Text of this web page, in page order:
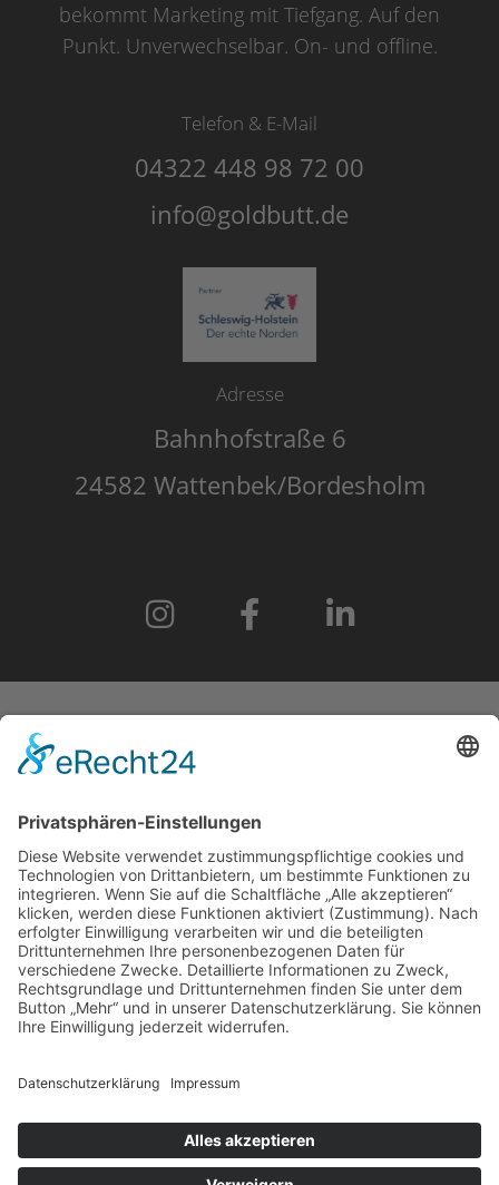
bekommt Marketing mit Tiefgang. Auf den
Punkt. Unverwechselbar. On- und offline.
Telefon & E-Mail
04322 448 98 72 00
info@goldbutt.de
Adresse
Bahnhofstraße 6
24582 Wattenbek/Bordesholm
DATENSCHUTZERKLÄRUNG
BARRIEREFREIHEITSERKLÄRUNG
GEWINNSPIELRICHTLINIEN
COOKIE-EINSTELLUNGEN
AGB